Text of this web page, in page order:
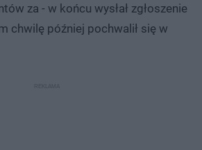
za - w końcu wysłał zgłoszenie
chwilę później pochwalił się w